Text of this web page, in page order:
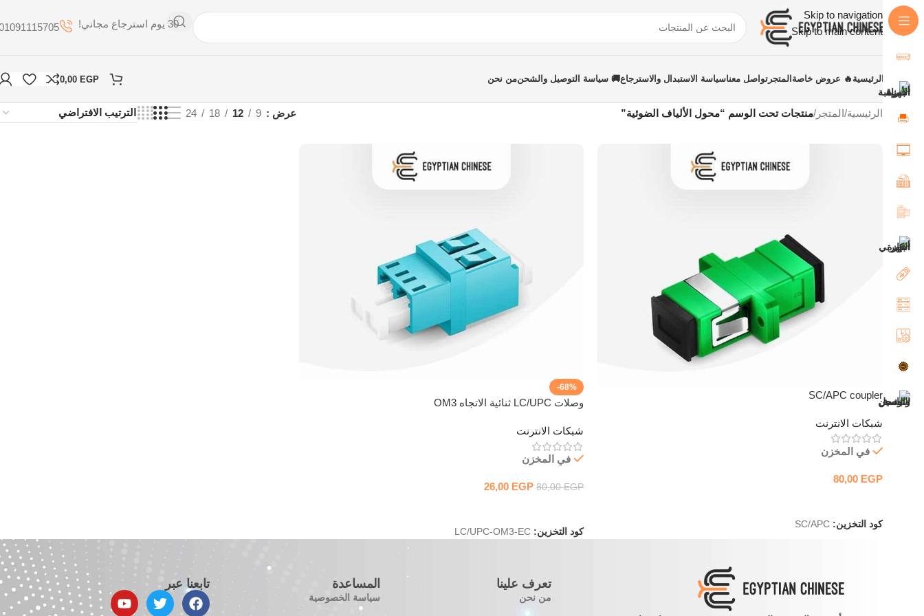
Skip to navigation
Skip to main content
30 يوم استرجاع مجاني!
الرئيسية 🔥 عروض خاصة المتجر تواصل معناسياسة الاستبدال والاسترجاع🚚 سياسة التوصيل والشحنمن نحن 0,00 EGP
الرئيسية/المتجر /منتجات تحت الوسم “محول الألياف الضوئية” عرض 9
12
18
24
SC/APC coupler
شبكات الانترنت
في المخزن
80,00 EGP
كود التخزين: SC/APC
-68%
وصلات LC/UPC ثنائية الاتجاه OM3
شبكات الانترنت
في المخزن
80,00EGP
26,00 EGP
كود التخزين: LC/UPC-OM3-EC
تعرف علينا
من نحن
المساعدة
سياسة الخصوصية
تابعنا عبر